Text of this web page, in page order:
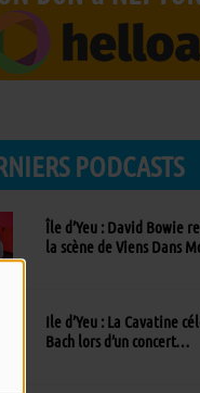
PODCASTS
Île d’Yeu : David Bowie
la scène de Viens Dans
Ile d’Yeu : La Cavatine
Bach lors d’un concert